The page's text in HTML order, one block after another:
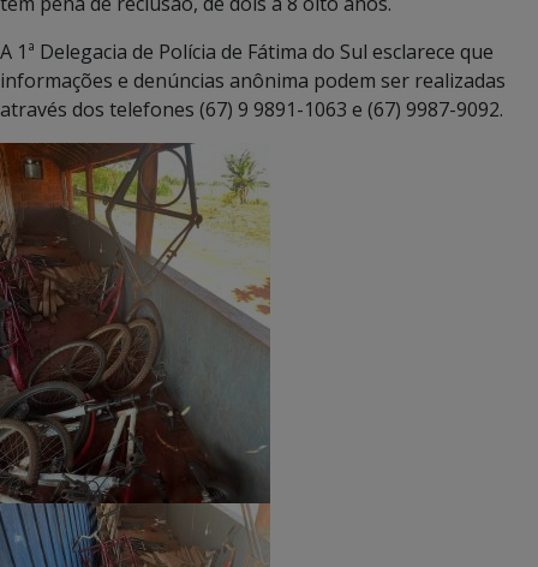
A 1ª Delegacia de Polícia de Fátima do Sul esclarece que
informações e denúncias anônima podem ser realizadas
através dos telefones (67) 9 9891-1063 e (67) 9987-9092.